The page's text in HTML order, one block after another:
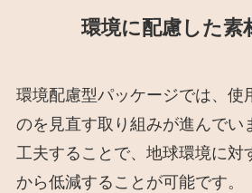
環境に配慮した素
環境配慮型パッケージでは、使
のを見直す取り組みが進んでい
工夫することで、地球環境に対
から低減することが可能です。